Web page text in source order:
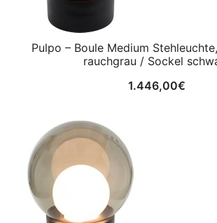
Pulpo – Boule Medium
rauchgrau / Sockel
1.446,00€